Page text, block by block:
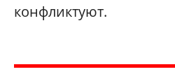
конфликтуют.